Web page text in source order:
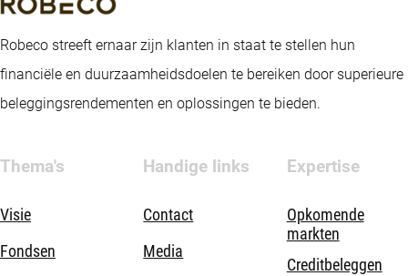
Robeco streeft ernaar zijn klanten in staat te stellen hun
financiële en duurzaamheidsdoelen te bereiken door superieure
beleggingsrendementen en oplossingen te bieden.
Thema's
Visie
Fondsen
Handige links
Contact
Media
Expertise
Opkomende
markten
Creditbeleggen